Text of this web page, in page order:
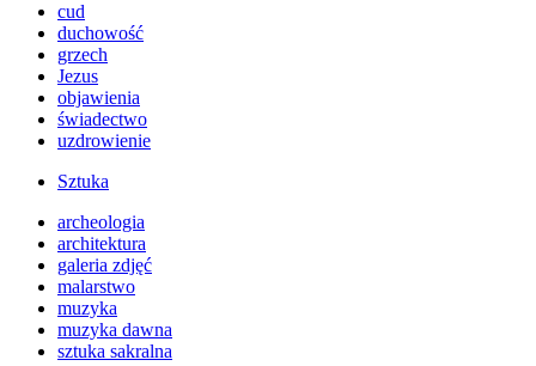
cud
duchowość
grzech
Jezus
objawienia
świadectwo
uzdrowienie
Sztuka
archeologia
architektura
galeria zdjęć
malarstwo
muzyka
muzyka dawna
sztuka sakralna